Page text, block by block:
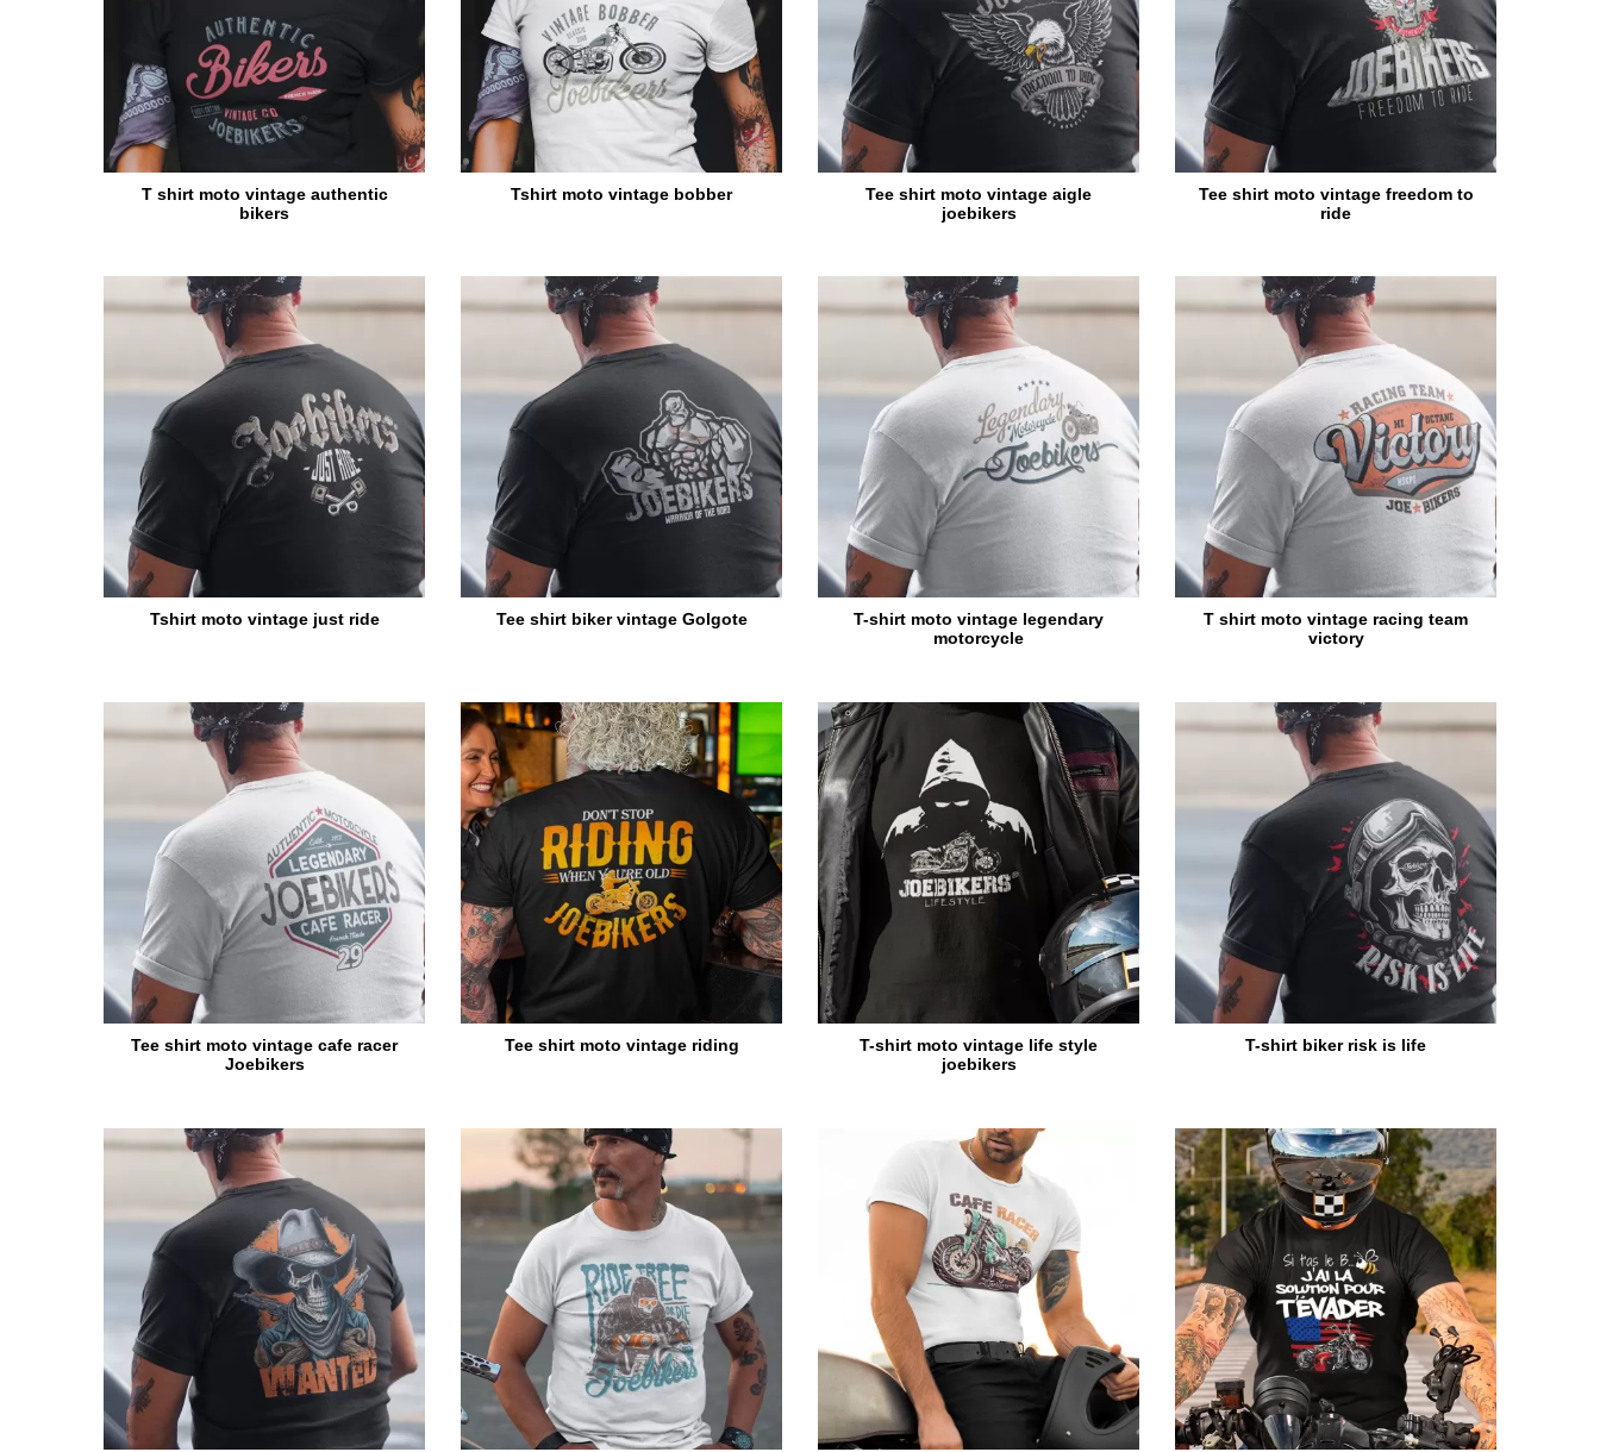
T shirt moto vintage authentic
bikers
Tshirt moto vintage bobber
Tee shirt moto vintage aigle
joebikers
Tee shirt moto vintage freedom to
ride
Tshirt moto vintage just ride Tee shirt biker vintage Golgote
T-shirt moto vintage legendary
motorcycle
T shirt moto vintage racing team
victory
Tee shirt moto vintage cafe racer
Joebikers
Tee shirt moto vintage riding
T-shirt moto vintage life style
joebikers
T-shirt biker risk is life